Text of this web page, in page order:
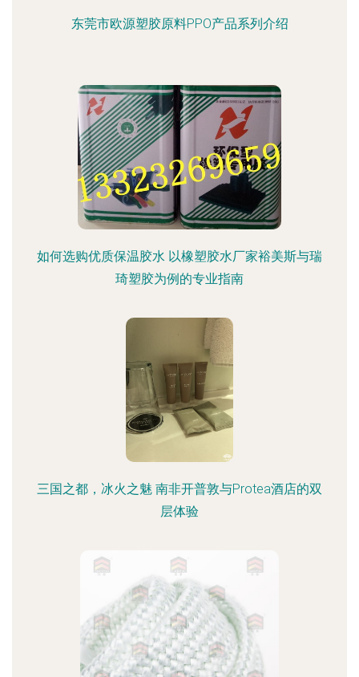
东莞市欧源塑胶原料PPO产品系列介绍
如何选购优质保温胶水 以橡塑胶水厂家裕美斯与瑞
琦塑胶为例的专业指南
三国之都，冰火之魅 南非开普敦与Protea酒店的双
层体验